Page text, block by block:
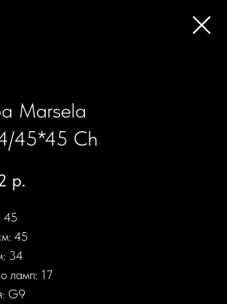
Marsela
45*45 Ch
р.
45
45
34
ламп: 17
G9